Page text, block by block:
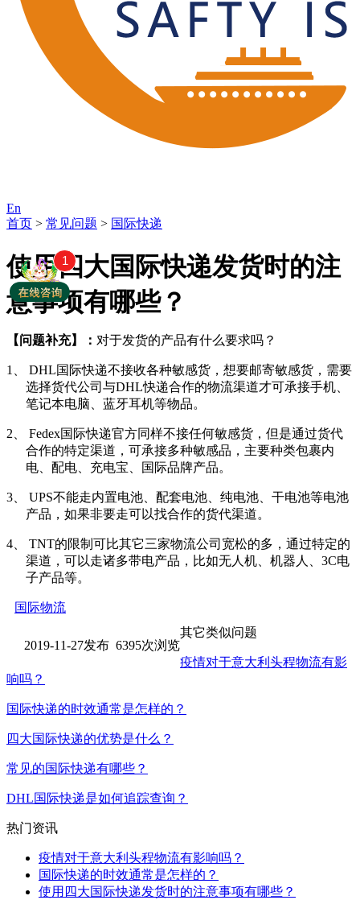
En
首页 > 常见问题 > 国际快递
使用四大国际快递发货时的注
意事项有哪些？
【问题补充】： 对于发货的产品有什么要求吗？
1、 DHL国际快递不接收各种敏感货，想要邮寄敏感货，需要
选择货代公司与DHL快递合作的物流渠道才可承接手机、
笔记本电脑、蓝牙耳机等物品。
2、 Fedex国际快递官方同样不接任何敏感货，但是通过货代
合作的特定渠道，可承接多种敏感品，主要种类包裹内
电、配电、充电宝、国际品牌产品。
3、 UPS不能走内置电池、配套电池、纯电池、干电池等电池
产品，如果非要走可以找合作的货代渠道。
4、 TNT的限制可比其它三家物流公司宽松的多，通过特定的
渠道，可以走诸多带电产品，比如无人机、机器人、 3C电
子产品等。
国际物流
2019-11-27发布 6395次浏览
其它类似问题
疫情对于意大利头程物流有影
响吗？
国际快递的时效通常是怎样的？
四大国际快递的优势是什么？
常见的国际快递有哪些？
DHL国际快递是如何追踪查询？
热门资讯
疫情对于意大利头程物流有影响吗？
国际快递的时效通常是怎样的？
使用四大国际快递发货时的注意事项有哪些？
1